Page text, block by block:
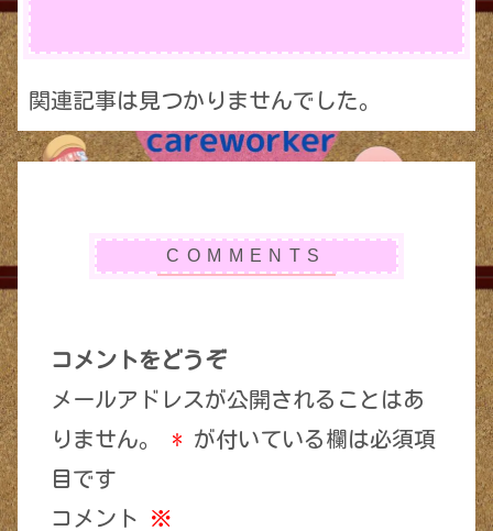
関連記事は見つかりませんでした。
コメントをどうぞ
メールアドレスが公開されることはあ
りません。
* が付いている欄は必須項
目です
コメント ※